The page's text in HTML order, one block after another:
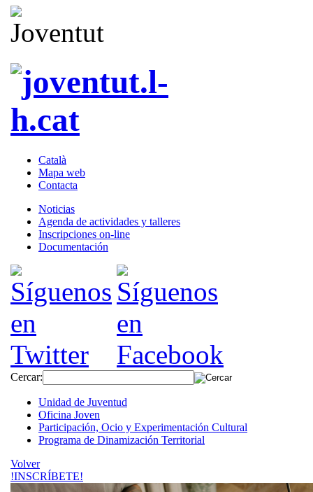
Català
Mapa web
Contacta
Noticias
Agenda de actividades y talleres
Inscripciones on-line
Documentación
Cercar:
Unidad de Juventud
Oficina Joven
Participación, Ocio y Experimentación Cultural
Programa de Dinamización Territorial
Volver
!INSCRÍBETE!